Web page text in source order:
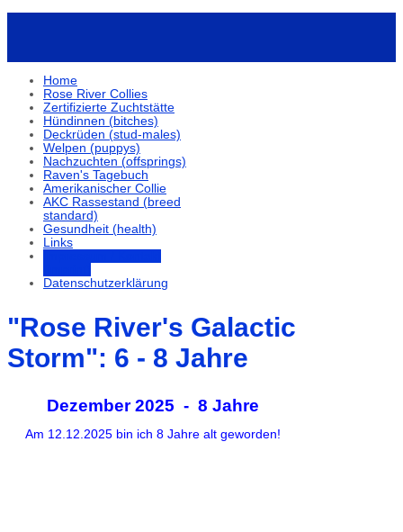
Home
Rose River Collies
Zertifizierte Zuchtstätte
Hündinnen (bitches)
Deckrüden (stud-males)
Welpen (puppys)
Nachzuchten (offsprings)
Raven's Tagebuch
Amerikanischer Collie
AKC Rassestand (breed
standard)
Gesundheit (health)
Links
Datenschutzerklärung
"Rose River's Galactic
Storm": 6 - 8 Jahre
Dezember 2025 - 8 Jahre
Am 12.12.2025 bin ich 8 Jahre alt geworden!